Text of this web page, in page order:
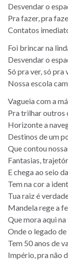
Desvendar o
Pra fazer, pra
Contatos
Foi brincar na
Desvendar o
Só pra ver, só pra
Nossa escola
Vagueia com a
Pra trilhar outros
Horizonte a
Destinos de um
Que contou
Fantasias,
E chega ao seio
Tem na cor a
Tua raiz é
Mandela rege a
Que mora aqui
Onde o legado
Tem 50 anos de
Império, pra não